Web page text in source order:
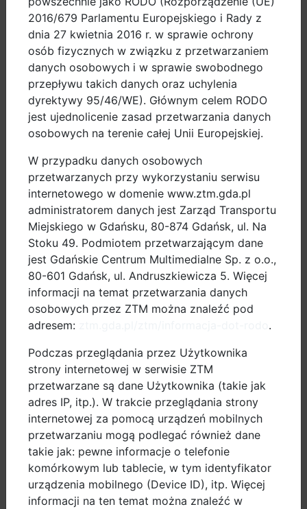
Po zakończeniu rozgrywek, które prowadzone będą
przez członków organizacji studenckiej Politechniki
Gdańskiej „Rowerem na PG”, uczestnicy warsztatów
wspólnie z animatorami przeanalizują mapę jednej z
dzielnic Gdańska pod kątem istniejącej infrastruktury
rowerowej oraz możliwych usprawnień. Zebrane
propozycje rozwiązań zwiększających
bezpieczeństwo zostaną naniesione na mapy, które
Mobilności Aktywnej w celu ich realizacji.
Kampania została przygotowana przez Urząd Miejski
w Gdańsku oraz Zarząd Dróg i Zieleni w Gdańsku we
współpracy z organizacją studencką Politechniki
Gdańskiej „Rowerem na PG”, w ramach realizacji
projektuCycleCitiesz programu INTERREG IVC,
współfinansowanego z Europejskiego Funduszu
Rozwoju Regionalnego.
dobre praktyki
pomiary ruchu
2016/679 Parlamentu Europejskiego i Rady z
dnia 27 kwietnia 2016 r. w sprawie ochrony
osób fizycznych w związku z przetwarzaniem
danych osobowych i w sprawie swobodnego
przepływu takich danych oraz uchylenia
dyrektywy 95/46/WE). Głównym celem RODO
jest ujednolicenie zasad przetwarzania danych
osobowych na terenie całej Unii Europejskiej.
W przypadku danych osobowych
przetwarzanych przy wykorzystaniu serwisu
internetowego w domenie www.ztm.gda.pl
administratorem danych jest Zarząd Transportu
Miejskiego w Gdańsku, 80-874 Gdańsk, ul. Na
Stoku 49. Podmiotem przetwarzającym dane
jest Gdańskie Centrum Multimedialne Sp. z o.o.,
80-601 Gdańsk, ul. Andruszkiewicza 5. Więcej
informacji na temat przetwarzania danych
osobowych przez ZTM można znaleźć pod
adresem:
.
Podczas przeglądania przez Użytkownika
strony internetowej w serwisie ZTM
przetwarzane są dane Użytkownika (takie jak
adres IP, itp.). W trakcie przeglądania strony
internetowej za pomocą urządzeń mobilnych
przetwarzaniu mogą podlegać również dane
takie jak: pewne informacje o telefonie
komórkowym lub tablecie, w tym identyfikator
urządzenia mobilnego (Device ID), itp. Więcej
informacji na ten temat można znaleźć w